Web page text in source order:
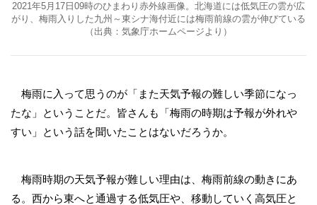
2021年5月17日09時のひまわり赤外線画像。北海道には低気圧の雲が広
がり、梅雨入りした九州～東シナ海付近には梅雨前線の雲が伸びている
（出典：気象庁ホームページより）
梅雨に入って思うのが「また天気予報の難しい季節になっ
たな」ということだ。皆さんも「梅雨の時期は予報が外れや
すい」という話を聞いたことはないだろうか。
梅雨時期の天気予報が難しい理由は、梅雨前線の動きにあ
る。西から東へと通過する低気圧や、移動していく高気圧と